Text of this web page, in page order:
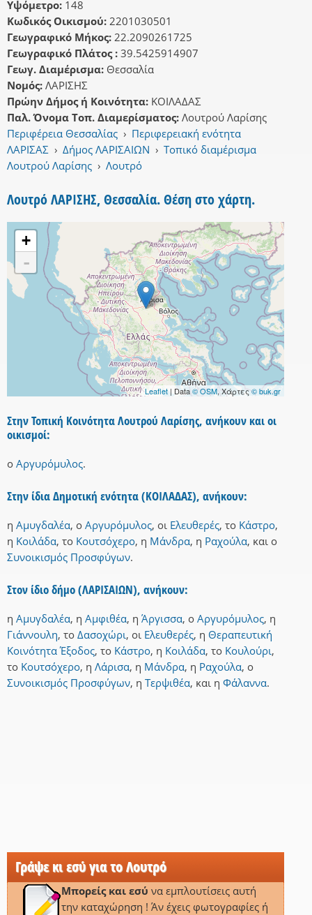
Υψόμετρο: 148
Κωδικός Οικισμού: 2201030501
Γεωγραφικό Μήκος: 22.2090261725
Γεωγραφικό Πλάτος : 39.5425914907
Γεωγ. Διαμέρισμα: Θεσσαλία
Νομός: ΛΑΡΙΣΗΣ
Πρώην Δήμος ή Κοινότητα: ΚΟΙΛΑΔΑΣ
Παλ. Όνομα Τοπ. Διαμερίσματος: Λουτρού Λαρίσης
Περιφέρεια Θεσσαλίας › Περιφερειακή ενότητα
ΛΑΡΙΣΑΣ › Δήμος ΛΑΡΙΣΑΙΩΝ › Τοπικό διαμέρισμα
Λουτρού Λαρίσης › Λουτρό
Λουτρό ΛΑΡΙΣΗΣ, Θεσσαλία. Θέση στο χάρτη.
+
-
Leaflet | Data© OSM, Χάρτες © buk.gr
Στην Τοπική Κοινότητα Λουτρού Λαρίσης, ανήκουν και οι
οικισμοί:
ο Αργυρόμυλος.
Στην ίδια Δημοτική ενότητα (ΚΟΙΛΑΔΑΣ), ανήκουν:
η Αμυγδαλέα, ο Αργυρόμυλος, οι Ελευθερές, το Κάστρο,
η Κοιλάδα, το Κουτσόχερο, η Μάνδρα, η Ραχούλα, και ο
Συνοικισμός Προσφύγων.
Στον ίδιο δήμο (ΛΑΡΙΣΑΙΩΝ), ανήκουν:
η Αμυγδαλέα, η Αμφιθέα, η Άργισσα, ο Αργυρόμυλος, η
Γιάννουλη, το Δασοχώρι, οι Ελευθερές, η Θεραπευτική
Κοινότητα Έξοδος, το Κάστρο, η Κοιλάδα, το Κουλούρι,
το Κουτσόχερο, η Λάρισα, η Μάνδρα, η Ραχούλα, ο
Συνοικισμός Προσφύγων, η Τερψιθέα, και η Φάλαννα.
Γράψε κι εσύ για το Λουτρό
Μπορείς και εσύ να εμπλουτίσεις αυτή
την καταχώρηση ! Άν έχεις φωτογραφίες ή